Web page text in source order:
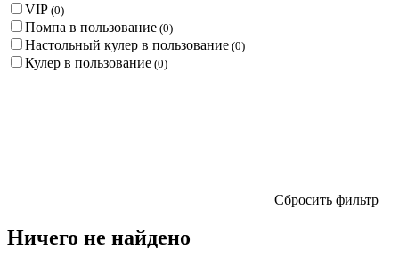
VIP (0)
Помпа в пользование (0)
Настольный кулер в пользование (0)
Кулер в пользование (0)
Сбросить фильтр
Ничего не найдено